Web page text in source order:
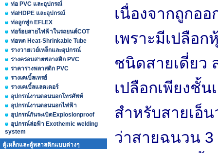
ท่อ PVC และอุปกรณ์
ท่อHDPE และอุปกรณ์
ท่อลูกฟูก EFLEX
ท่อร้อยสายไฟฟ้าในรถยนต์COT
ท่อหด Heat-Shrinkable Tube
รางวายเวย์เหล็กและอุปกรณ์
รางครอบสายพลาสติก PVC
ราคารางพลาสติก PVC
รางเคเบิ้ลเทรย์
รางเคเบิ้ลแลดเดอร์
อุปกรณ์งานตอนนอกโทรศัพท์
อุปกรณ์งานตอนนอกไฟฟ้า
อุปกรณ์กันระเบิดExplosionproof
อุปกรณ์ล่อฟ้า Exothemic welding
system
ตู้เหล็กและตู้พลาสติกแบบต่างๆ
เนื่องจากถูกอ
เพราะมีเปลือ
ชนิดสายเดี่ยว
เปลือกเพียงชั้
สำหรับสายเอ็
ว่าสายฉนวน